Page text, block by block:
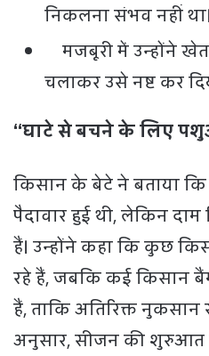
निकलना संभव नहीं था।
मजबूरी में उन्होंने
चलाकर उसे नष्ट कर
“घाटे से बचने के लिए
किसान के बेटे ने बताया
पैदावार हुई थी, लेकिन
हैं। उन्होंने कहा कि कुछ
रहे हैं, जबकि कई किसान
हैं, ताकि अतिरिक्त
अनुसार, सीजन की शुरुआत